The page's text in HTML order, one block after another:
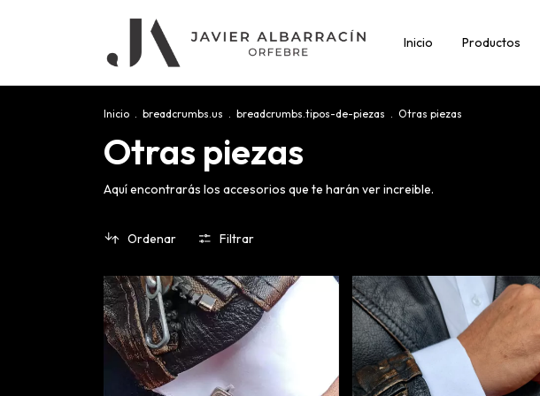
Inicio Productos
Inicio . breadcrumbs.us . breadcrumbs.tipos-de-piezas . Otras piezas
Otras piezas
Aquí encontrarás los accesorios que te harán ver increible.
Ordenar Filtrar